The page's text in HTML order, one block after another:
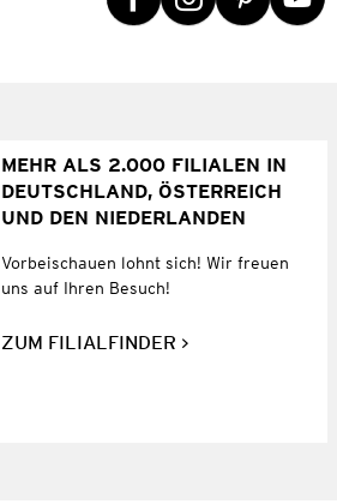
MEHR ALS 2.000 FILIALEN IN
DEUTSCHLAND, ÖSTERREICH
UND DEN NIEDERLANDEN
Vorbeischauen lohnt sich! Wir freuen
uns auf Ihren Besuch!
ZUM FILIALFINDER